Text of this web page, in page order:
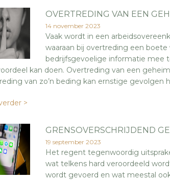
OVERTREDING VAN EEN
14 november 2023
Vaak wordt in een
waaraan bij overtreding een
bedrijfsgevoelige informatie mee
kan doen. Overtreding van een
van zo’n beding kan ernstige gevolgen
>
GRENSOVERSCHRIJDEND
19 september 2023
Het regent tegenwoordig
wat telkens hard veroordeeld
wordt gevoerd en wat meestal